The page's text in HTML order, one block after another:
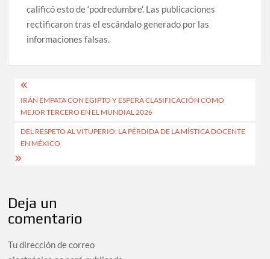
calificó esto de ‘podredumbre’. Las publicaciones
rectificaron tras el escándalo generado por las
informaciones falsas.
Navegación
de
entradas
IRÁN EMPATA CON EGIPTO Y ESPERA CLASIFICACIÓN COMO
MEJOR TERCERO EN EL MUNDIAL 2026
DEL RESPETO AL VITUPERIO: LA PÉRDIDA DE LA MÍSTICA DOCENTE
EN MÉXICO
Deja un
comentario
Tu dirección de correo